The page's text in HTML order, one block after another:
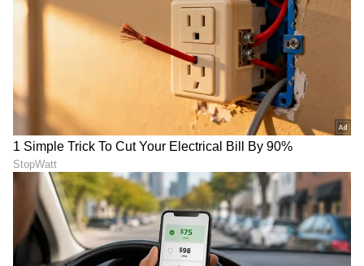
ತಾಪಮಾನದ ಮಾಹಿತಿ:
ರಾಜ್ಯದ ಬಹುತೇಕ ಕಡೆಗಳಲ್ಲಿ ಗರಿಷ್ಠ ತಾಪಮಾನವು
ಸಾಮಾನ್ಯಕ್ಕಿಂತ 3 ರಿಂದ 5 ಡಿಗ್ರಿ ಸೆಲ್ಸಿಯಸ್‌ವರೆಗೆ
ಇಳಿಕೆಯಾಗಿದೆ. ಮುಂದಿನ 5 ದಿನಗಳ ಕಾಲ ತಾಪಮಾನದಲ್ಲಿ
ಯಾವುದೇ ದೊಡ್ಡ ಬದಲಾವಣೆ ಇರುವುದಿಲ್ಲ ಎಂದು
ಹವಾಮಾನ ಇಲಾಖೆ ತಿಳಿಸಿದೆ.
ಸಾರ್ವಜನಿಕರಿಗೆ ಸೂಚನೆ: